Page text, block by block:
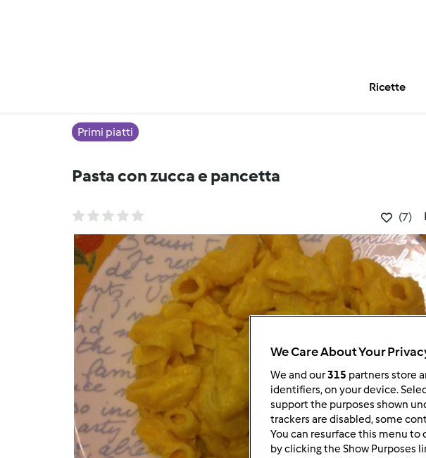
Ricette
Primi piatti
Pasta con zucca e pancetta
(7)
We Care About Your
We and our315 partners store
identifiers, on your device.
support the purposes shown
trackers are disabled, some
You can resurface this menu
by clicking the Show Purposes